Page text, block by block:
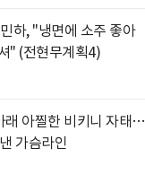
하, "냉면에 소주 좋아
" (전현무계획4)
래 아찔한 비키니 자태…
가슴라인